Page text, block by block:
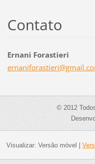
Contato
Ernani Forastieri
ernaniforastieri@gmail.c
© 2012
Visualizar: Versão móvel